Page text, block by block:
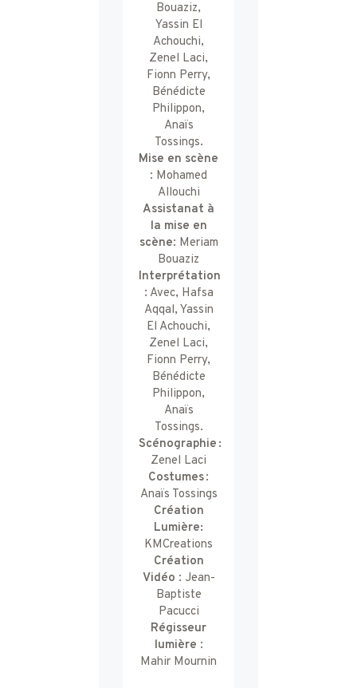
Bouaziz,
Yassin El
Achouchi,
Zenel Laci,
Fionn Perry,
Bénédicte
Philippon,
Anaïs
Tossings.
Mise en scène
: Mohamed
Allouchi
Assistanat à
la mise en
scène: Meriam
Bouaziz
Interprétation
: Avec, Hafsa
Aqqal, Yassin
El Achouchi,
Zenel Laci,
Fionn Perry,
Bénédicte
Philippon,
Anaïs
Tossings.
Scénographie :
Zenel Laci
Costumes:
Anaïs Tossings
Création
Lumière:
KMCreations
Création
Vidéo : Jean-
Baptiste
Pacucci
Régisseur
lumière :
Mahir Mournin